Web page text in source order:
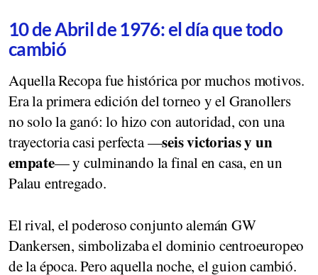
10 de Abril de 1976: el día que todo
cambió
Aquella Recopa fue histórica por muchos motivos.
Era la primera edición del torneo y el Granollers
no solo la ganó: lo hizo con autoridad, con una
trayectoria casi perfecta —seis victorias y un
empate— y culminando la final en casa, en un
Palau entregado.
El rival, el poderoso conjunto alemán GW
Dankersen, simbolizaba el dominio centroeuropeo
de la época. Pero aquella noche, el guion cambió.